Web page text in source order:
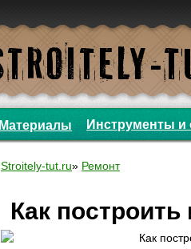
Материалы Инструменты и
Stroitely-tut.ru» Ремонт
Как